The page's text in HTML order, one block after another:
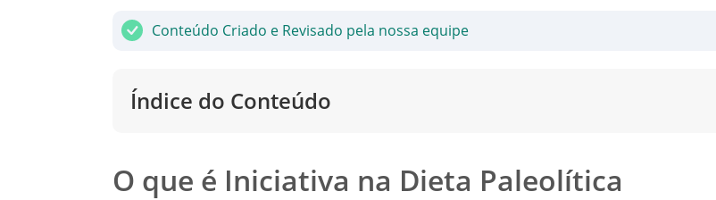
Conteúdo Criado e Revisado pela nossa equipe
Índice do Conteúdo
O que é Iniciativa na Dieta Paleolítica